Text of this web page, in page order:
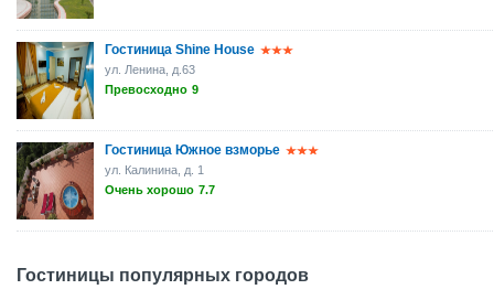
Гостиница Shine House
ул. Ленина, д.63
Превосходно 9
Гостиница Южное взморье
ул. Калинина, д. 1
Очень хорошо 7.7
Гостиницы популярных городов